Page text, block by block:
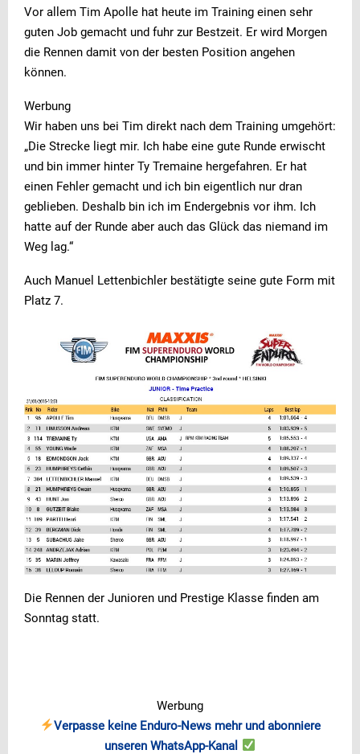
Vor allem Tim Apolle hat heute im Training einen sehr
guten Job gemacht und fuhr zur Bestzeit. Er wird Morgen
die Rennen damit von der besten Position angehen
können.
Werbung
Wir haben uns bei Tim direkt nach dem Training umgehört:
„Die Strecke liegt mir. Ich habe eine gute Runde erwischt
und bin immer hinter Ty Tremaine hergefahren. Er hat
einen Fehler gemacht und ich bin eigentlich nur dran
geblieben. Deshalb bin ich im Endergebnis vor ihm. Ich
hatte auf der Runde aber auch das Glück das niemand im
Weg lag.“
Auch Manuel Lettenbichler bestätigte seine gute Form mit
Platz 7.
Die Rennen der Junioren und Prestige Klasse finden am
Sonntag statt.
Werbung
Verpasse keine Enduro-News mehr und abonniere
unseren WhatsApp-Kanal